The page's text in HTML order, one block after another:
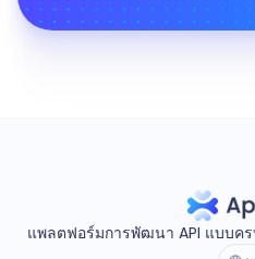
แพลตฟอร์มการพัฒนา API แบบค